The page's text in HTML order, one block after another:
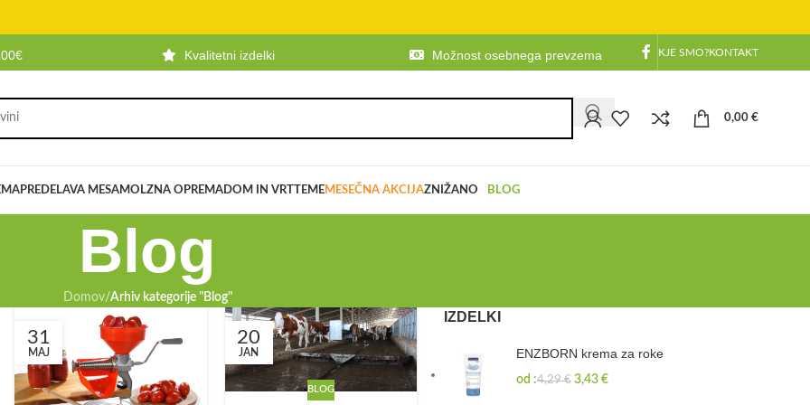
Kvalitetni izdelki Možnost osebnega prevzema KJE SMO?KONTAKT
0,00 €
PREDELAVA MESAMOLZNA OPREMADOM IN VRTTEMEMESEČNA AKCIJAZNIŽANO BLOG
Blog
Domov/Arhiv kategorije "Blog"
31
MAJ
20
JAN
BLOG
IZDELKI
ENZBORN krema za roke
od :4,29€ 3,43 €